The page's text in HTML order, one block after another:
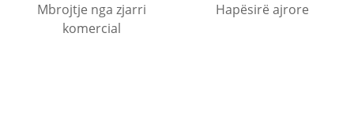
Mbrojtje nga zjarri
komercial
Hapësirë ​​ajrore